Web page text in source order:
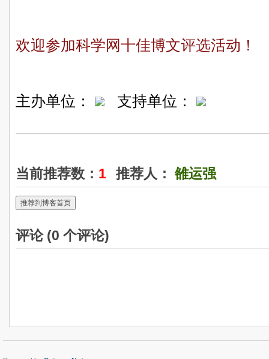
欢迎参加科学网十佳博文评选活动！
主办单位： 支持单位：
当前推荐数： 1 推荐人： 雒运强
推荐到博客首页
评论 (0 个评论)